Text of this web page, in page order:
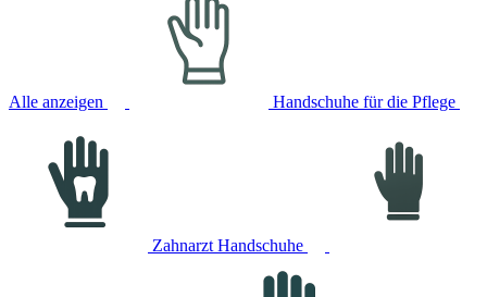
Alle anzeigen Handschuhe für die Pflege
Zahnarzt Handschuhe